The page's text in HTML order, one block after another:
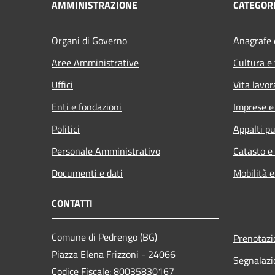
AMMINISTRAZIONE
Organi di Governo
Aree Amministrative
Uffici
Enti e fondazioni
Politici
Personale Amministrativo
Documenti e dati
Cultura
Vita
Imprese
Appalti
Catasto
Mobilità
CONTATTI
Comune di Pedrengo (BG)
Piazza Elena Frizzoni - 24066
Codice Fiscale: 80035830167